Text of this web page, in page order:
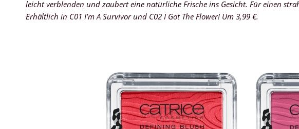
leicht verblenden und zaubert eine natürliche Frische ins Gesicht. Für einen
Erhältlich in C01 I’m A Survivor und C02 I Got The Flower! Um 3,99 €.